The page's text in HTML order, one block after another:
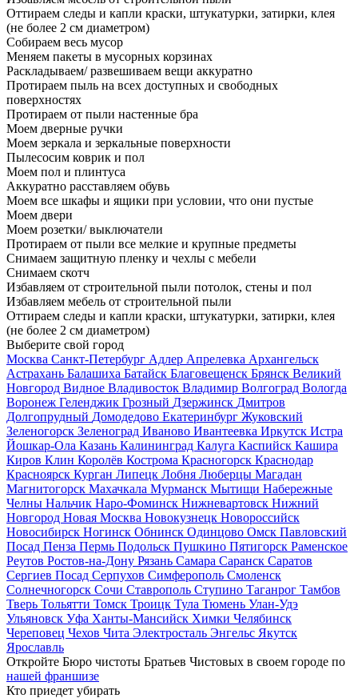
Оттираем следы и капли краски, штукатурки, затирки, клея
(не более 2 см диаметром)
Собираем весь мусор
Меняем пакеты в мусорных корзинах
Раскладываем/ развешиваем вещи аккуратно
Протираем пыль на всех доступных и свободных
поверхностях
Протираем от пыли настенные бра
Моем дверные ручки
Моем зеркала и зеркальные поверхности
Пылесосим коврик и пол
Моем пол и плинтуса
Аккуратно расставляем обувь
Моем все шкафы и ящики при условии, что они пустые
Моем двери
Моем розетки/ выключатели
Протираем от пыли все мелкие и крупные предметы
Снимаем защитную пленку и чехлы с мебели
Снимаем скотч
Избавляем от строительной пыли потолок, стены и пол
Избавляем мебель от строительной пыли
Оттираем следы и капли краски, штукатурки, затирки, клея
(не более 2 см диаметром)
Выберите свой город
Москва Санкт-Петербург Адлер Апрелевка Архангельск
Астрахань Балашиха Батайск Благовещенск Брянск Великий
Новгород Видное Владивосток Владимир Волгоград Вологда
Воронеж Геленджик Грозный Дзержинск Дмитров
Долгопрудный Домодедово Екатеринбург Жуковский
Зеленогорск Зеленоград Иваново Ивантеевка Иркутск Истра
Йошкар-Ола Казань Калининград Калуга Каспийск Кашира
Киров Клин Королёв Кострома Красногорск Краснодар
Красноярск Курган Липецк Лобня Люберцы Магадан
Магнитогорск Махачкала Мурманск Мытищи Набережные
Челны Нальчик Наро-Фоминск Нижневартовск Нижний
Новгород Новая Москва Новокузнецк Новороссийск
Новосибирск Ногинск Обнинск Одинцово Омск Павловский
Посад Пенза Пермь Подольск Пушкино Пятигорск Раменское
Реутов Ростов-на-Дону Рязань Самара Саранск Саратов
Сергиев Посад Серпухов Симферополь Смоленск
Солнечногорск Сочи Ставрополь Ступино Таганрог Тамбов
Тверь Тольятти Томск Троицк Тула Тюмень Улан-Удэ
Ульяновск Уфа Ханты-Мансийск Химки Челябинск
Череповец Чехов Чита Электросталь Энгельс Якутск
Ярославль
Откройте Бюро чистоты Братьев Чистовых в своем городе по
нашей франшизе
Кто приедет убирать